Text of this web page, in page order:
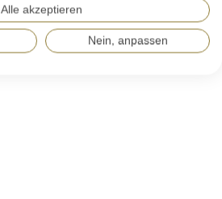
Team
Alle akzeptieren
Nein, anpassen